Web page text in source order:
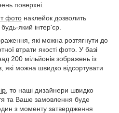
поверхні.
фото наклейок дозволить
який інтер'єр.
які можна розтягнути до
втрати якості фото. У базі
200 мільйонів зображень із
які можна швидко відсортувати
то наші дизайнери швидко
та Ваше замовлення буде
з моменту затвердження